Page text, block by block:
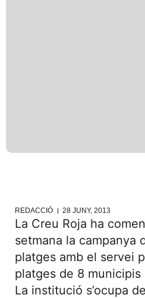
REDACCIÓ 28 JUNY, 2013
La Creu Roja ha
setmana la campanya
platges amb el servei
platges de 8 municipis
La institució s’ocupa